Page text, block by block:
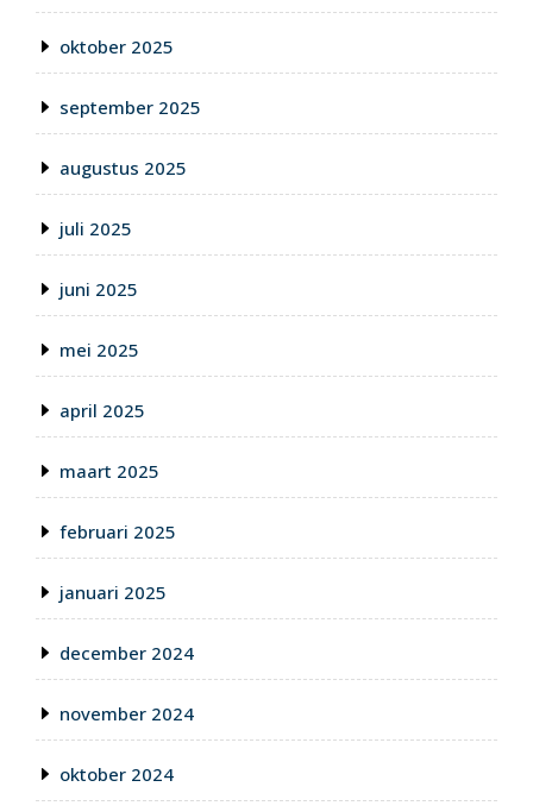
oktober 2025
september 2025
augustus 2025
juli 2025
juni 2025
mei 2025
april 2025
maart 2025
februari 2025
januari 2025
december 2024
november 2024
oktober 2024